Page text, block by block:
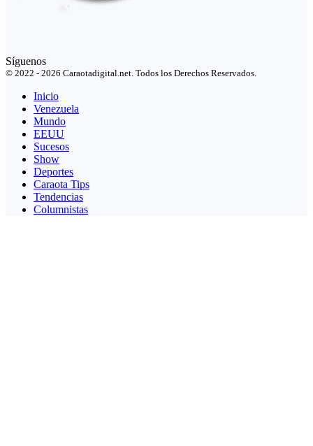
Síguenos
© 2022 - 2026 Caraotadigital.net. Todos los Derechos Reservados.
Inicio
Venezuela
Mundo
EEUU
Sucesos
Show
Deportes
Caraota Tips
Tendencias
Columnistas